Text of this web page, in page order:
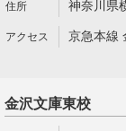
神奈川県
京急本線
金沢文庫東校